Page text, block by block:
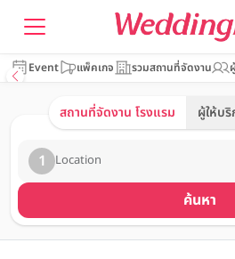
Event แพ็คเกจ รวมสถานที่จัดงาน
สถานที่จัดงาน โรงแรม ผู้ให้บริ
1 Location
ค้นหา